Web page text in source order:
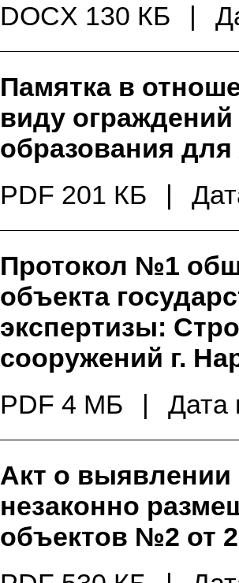
DOCX 130 КБ
|
Памятка в
виду
образования
PDF 201 КБ
|
Протокол №1
объекта
экспертизы:
сооружений г.
PDF 4 МБ
| Дата
Акт о выявлении
незаконно
объектов №2 от